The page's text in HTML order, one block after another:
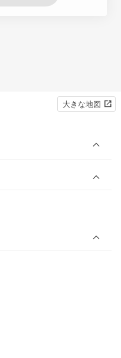
大きな地図